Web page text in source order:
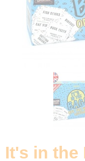
It's in the